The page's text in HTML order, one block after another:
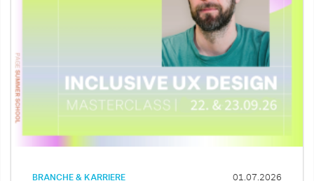
BRANCHE & KARRIERE 01.07.2026